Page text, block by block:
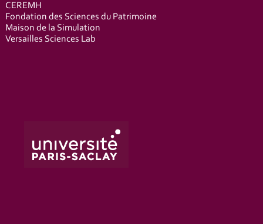
CEREMH
Fondation des Sciences du Patrimoine
Maison de la Simulation
Versailles Sciences Lab